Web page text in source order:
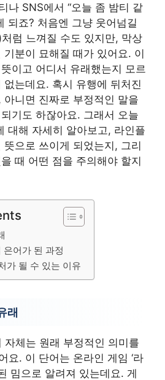
나 SNS에서 “오늘 좀 밤티 같
되죠? 처음엔 그냥 웃어넘길
럼 느껴질 수도 있지만, 막상
분이 묘해질 때가 있어요. 이
이고 어디서 유래했는지 모르
없는데요. 혹시 유행에 뒤처진
니면 진짜로 부정적인 말을
기도 하잖아요. 그래서 오늘
대해 자세히 알아보고, 라인플
으로 쓰이게 되었는지, 그리
때 어떤 점을 주의해야 할지
은어가 된 과정
가 될 수 있는 이유
래
자체는 원래 부정적인 의미를
요. 이 단어는 온라인 게임 ‘라
밈으로 알려져 있는데요. 게